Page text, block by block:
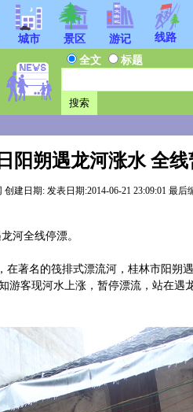
城市 景区 游记 线路
全文 标题
阳朔遇龙河涨水 全
建日期: 发表日期:2014-06-21 23:09:01 最后
河全线停漂。
在著名的筏排式漂流河，桂林市阳朔
游客现河水上涨，暂停漂流，站在